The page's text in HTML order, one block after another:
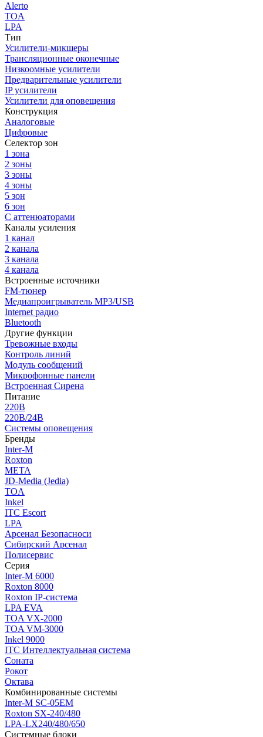
Alerto
TOA
LPA
Тип
Усилители-микшеры
Трансляционные оконечные
Низкоомные усилители
Предварительные усилители
IP усилители
Усилители для оповещения
Конструкция
Аналоговые
Цифровые
Селектор зон
1 зона
2 зоны
3 зоны
4 зоны
5 зон
6 зон
С аттенюаторами
Каналы усиления
1 канал
2 канала
3 канала
4 канала
Встроенные источники
FM-тюнер
Медиапроигрыватель MP3/USB
Internet радио
Bluetooth
Другие функции
Тревожные входы
Контроль линий
Модуль сообщений
Микрофонные панели
Встроенная Сирена
Питание
220В
220В/24В
Системы оповещения
Бренды
Inter-M
Roxton
МЕТА
JD-Media (Jedia)
TOA
Inkel
ITC Escort
LPA
Арсенал Безопасноси
Сибирский Арсенал
Полисервис
Серия
Inter-M 6000
Roxton 8000
Roxton IP-система
LPA EVA
TOA VX-2000
TOA VM-3000
Inkel 9000
ITC Интеллектуальная система
Соната
Рокот
Октава
Комбинированные системы
Inter-M SC-05EM
Roxton SX-240/480
LPA-LX240/480/650
Системные блоки